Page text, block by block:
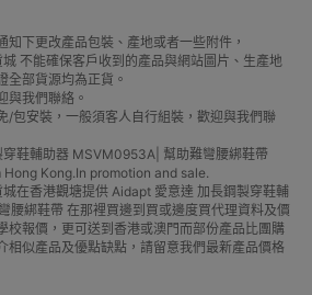
知下更改產品包裝、產地或者一些附件，
不能確保客戶收到的產品與網站圖片、生產地
全部貨源均為正貨。
與我們聯絡。
/包安裝，一般須客人自行組裝，歡迎與我們聯
鞋輔助器 MSVM0953A| 幫助難彎腰綁鞋帶
Kong.In promotion and sale.
在香港觀塘提供 Aidapt 愛意達 加長鋼製穿鞋輔
腰綁鞋帶 在那裡買邊到買或邊度買代理資料及價
校報價，更可送到香港或澳門而部份產品比團購
相似產品及優點缺點，請留意我們最新產品價格